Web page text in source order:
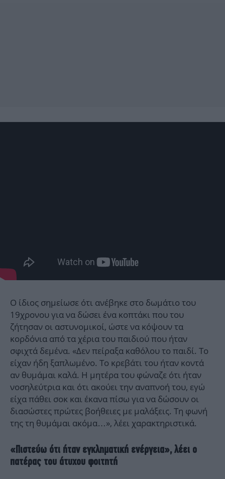
Ο ίδιος σημείωσε ότι ανέβηκε στο δωμάτιο του
19χρονου για να δώσει ένα κοπτάκι που του
ζήτησαν οι αστυνομικοί, ώστε να κόψουν τα
κορδόνια από τα χέρια του παιδιού που ήταν
σφιχτά δεμένα. «Δεν πείραξα καθόλου το παιδί. Το
είχαν ήδη ξαπλωμένο. Το κρεβάτι του ήταν κοντά
αν θυμάμαι καλά. Η μητέρα του φώναζε ότι ήταν
νοσηλεύτρια και ότι ακούει την αναπνοή του, εγώ
είχα πάθει σοκ και έκανα πίσω για να δώσουν οι
διασώστες πρώτες βοήθειες με μαλάξεις. Τη φωνή
της τη θυμάμαι ακόμα…», λέει χαρακτηριστικά.
«Πιστεύω ότι ήταν εγκληματική ενέργεια», λέει ο
πατέρας του άτυχου φοιτητή